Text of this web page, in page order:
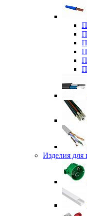
Изделия для